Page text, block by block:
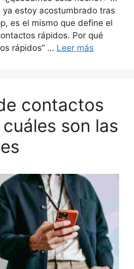
ya estoy acostumbrado tras
es el mismo que define el
rápidos. Por qué
rápidos” … Leer más
contactos
son las